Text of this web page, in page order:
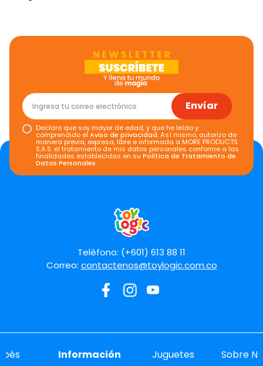
Envíar
Declaro que soy mayor de edad, y que he leído y
comprendido elAviso de privacidad. Así mismo, autorizo de
manera previa, expresa, libre e informada a MORE PRODUCTS
S.A.S. el tratamiento de mis datos personales conforme a las
finalidades establecidas en suPolítica de Tratamiento de
Datos Personales.
Teléfono: (+601) 613 88 11
Correo: contactenos@toylogic.com.co
Información Juguetes Sobre